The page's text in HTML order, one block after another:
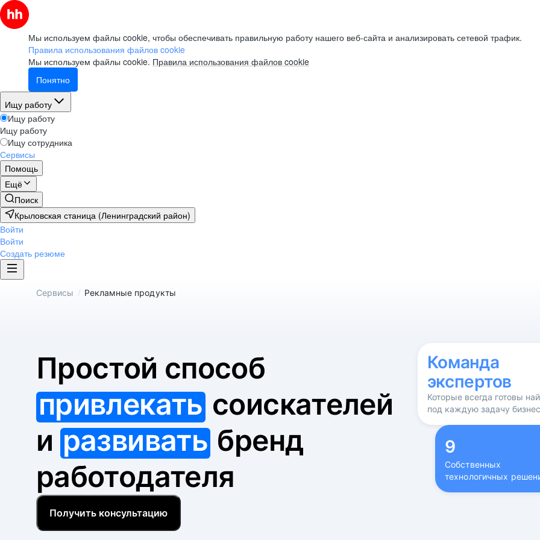
Мы используем файлы cookie, чтобы обеспечивать правильную работу нашего веб-сайта и анализировать сетевой трафик.
Правила использования файлов cookie
Мы используем файлы cookie. Правила использования файлов cookie
Понятно
Ищу работу
Ищу работу
Ищу работу
Ищу сотрудника
Сервисы
Помощь
Ещё
Поиск
Крыловская станица (Ленинградский район)
Войти
Войти
Создать резюме
Сервисы / Рекламные продукты
Простой способ
привлекатьсоискателей
и развивать бренд
работодателя
Получить консультацию
Команда
экспертов
Которые всегда готовы
под каждую задачу
9
Собственных
технологичных